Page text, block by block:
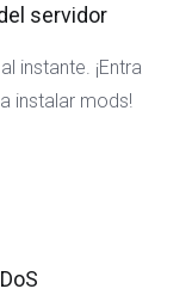
servidor
instante. ¡Entra
instalar mods!